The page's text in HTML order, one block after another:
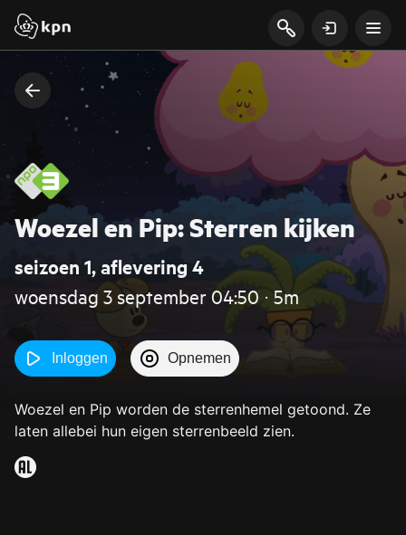
Woezel en Pip: Sterren kijken
seizoen 1, aflevering 4
woensdag 3 september 04:50 ‧ 5m
Inloggen Opnemen
Woezel en Pip worden de sterrenhemel getoond. Ze
laten allebei hun eigen sterrenbeeld zien.